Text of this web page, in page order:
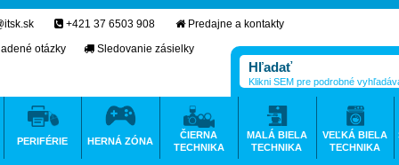
+421 37 6503 908
Predajne a kontakty
otázky
Sledovanie zásielky
Klikni SEM pre podrobné
PERIFÉRIE HERNÁ ZÓNA
ČIERNA
TECHNIKA
MALÁ BIELA
TECHNIKA
VEĽKÁ BIELA
TECHNIKA